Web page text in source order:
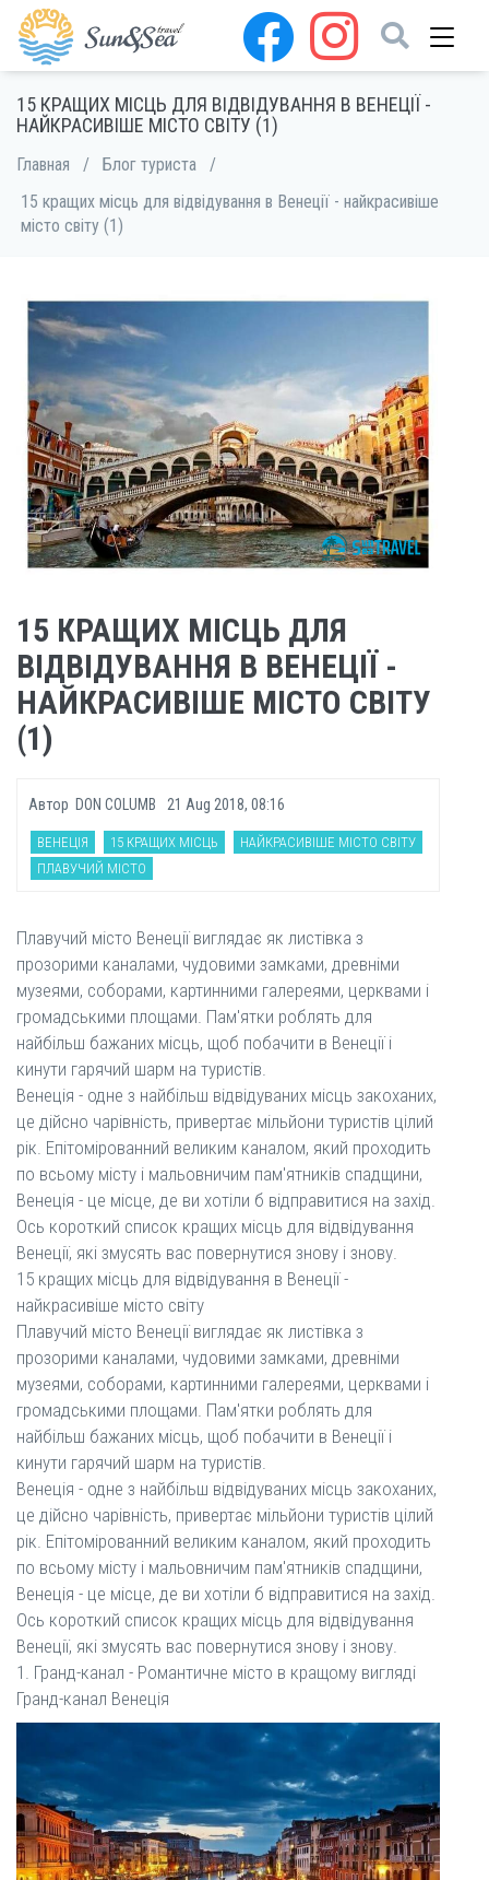
15 КРАЩИХ МІСЦЬ ДЛЯ ВІДВІДУВАННЯ В ВЕНЕЦІЇ -
НАЙКРАСИВІШЕ МІСТО СВІТУ (1)
Главная / Блог туриста
/
15 кращих місць для відвідування в Венеції - найкрасивіше
місто світу (1)
15 КРАЩИХ МІСЦЬ ДЛЯ
ВІДВІДУВАННЯ В ВЕНЕЦІЇ -
НАЙКРАСИВІШЕ МІСТО СВІТУ
(1)
Автор DON COLUMB 21 Aug 2018, 08:16
ВЕНЕЦІЯ 15 КРАЩИХ МІСЦЬ
НАЙКРАСИВІШЕ МІСТО СВІТУ
ПЛАВУЧИЙ МІСТО
Плавучий місто Венеції виглядає як листівка з
прозорими каналами, чудовими замками, древніми
музеями, соборами, картинними галереями, церквами і
громадськими площами. Пам'ятки роблять для
найбільш бажаних місць, щоб побачити в Венеції і
кинути гарячий шарм на туристів.
Венеція - одне з найбільш відвідуваних місць закоханих,
це дійсно чарівність, привертає мільйони туристів цілий
рік. Епітомірованний великим каналом, який проходить
по всьому місту і мальовничим пам'ятників спадщини,
Венеція - це місце, де ви хотіли б відправитися на захід.
Ось короткий список кращих місць для відвідування
Венеції, які змусять вас повернутися знову і знову.
15 кращих місць для відвідування в Венеції -
найкрасивіше місто світу
Плавучий місто Венеції виглядає як листівка з
прозорими каналами, чудовими замками, древніми
музеями, соборами, картинними галереями, церквами і
громадськими площами. Пам'ятки роблять для
найбільш бажаних місць, щоб побачити в Венеції і
кинути гарячий шарм на туристів.
Венеція - одне з найбільш відвідуваних місць закоханих,
це дійсно чарівність, привертає мільйони туристів цілий
рік. Епітомірованний великим каналом, який проходить
по всьому місту і мальовничим пам'ятників спадщини,
Венеція - це місце, де ви хотіли б відправитися на захід.
Ось короткий список кращих місць для відвідування
Венеції, які змусять вас повернутися знову і знову.
1. Гранд-канал - Романтичне місто в кращому вигляді
Гранд-канал Венеція